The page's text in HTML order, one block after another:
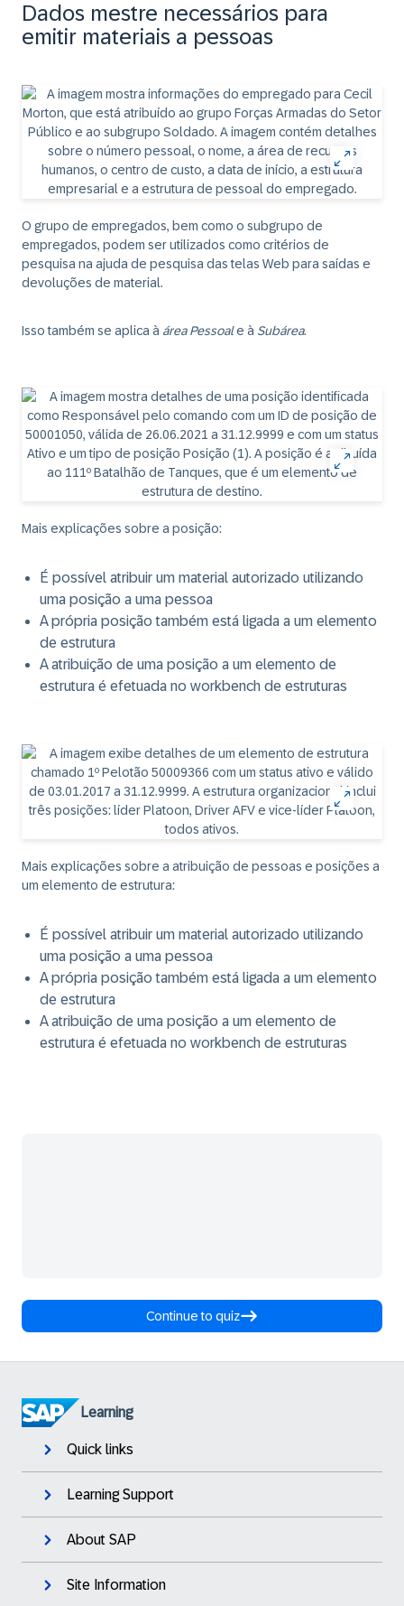
Dados mestre necessários para
emitir materiais a pessoas
O grupo de empregados, bem como o subgrupo de
empregados, podem ser utilizados como critérios de
pesquisa na ajuda de pesquisa das telas Web para saídas e
devoluções de material.
Isso também se aplica à área Pessoale à Subárea.
Mais explicações sobre a posição:
É possível atribuir um material autorizado utilizando
uma posição a uma pessoa
A própria posição também está ligada a um elemento
de estrutura
A atribuição de uma posição a um elemento de
estrutura é efetuada no workbench de estruturas
Mais explicações sobre a atribuição de pessoas e posições a
um elemento de estrutura:
É possível atribuir um material autorizado utilizando
uma posição a uma pessoa
A própria posição também está ligada a um elemento
de estrutura
A atribuição de uma posição a um elemento de
estrutura é efetuada no workbench de estruturas
Continue to quiz
Learning
Quick links
Learning Support
About SAP
Site Information